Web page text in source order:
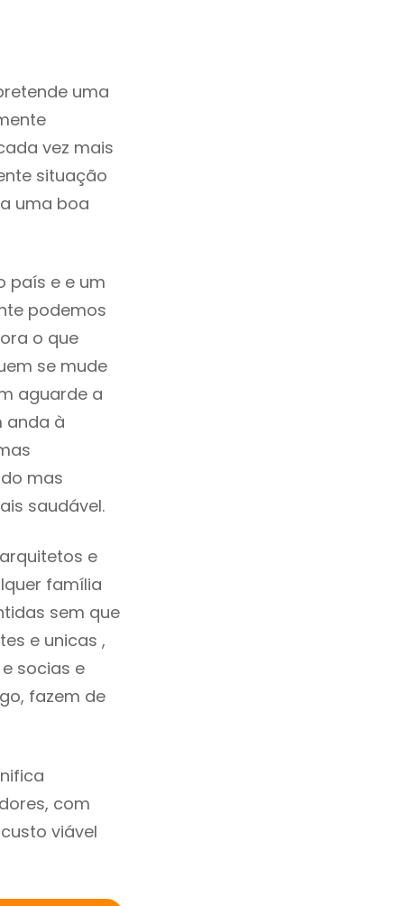
uma
vez mais
situação
uma boa
país e e um
podemos
o que
se mude
aguarde a
anda à
mas
saudável.
e
família
sem que
e unicas ,
socias e
fazem de
com
viável